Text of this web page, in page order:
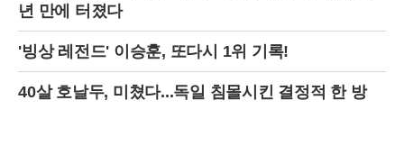
년 만에 터졌다
'빙상 레전드' 이승훈, 또다시 1위 기록!
40살 호날두, 미쳤다...독일 침몰시킨 결정적 한 방